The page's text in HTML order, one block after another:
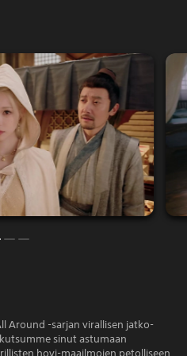
Around -sarjan virallisen jatko-
sinut astumaan
hovi-maailmojen petolliseen